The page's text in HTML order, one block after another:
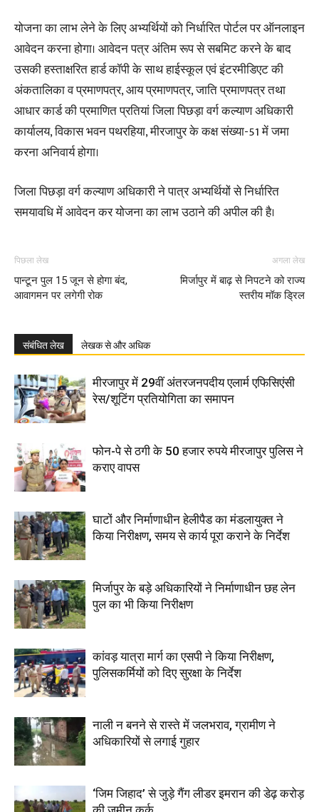
योजना का लाभ लेने के लिए अभ्यर्थियों को निर्धारित पोर्टल पर ऑनलाइन
आवेदन करना होगा। आवेदन पत्र अंतिम रूप से सबमिट करने के बाद
उसकी हस्ताक्षरित हार्ड कॉपी के साथ हाईस्कूल एवं इंटरमीडिएट की
अंकतालिका व प्रमाणपत्र, आय प्रमाणपत्र, जाति प्रमाणपत्र तथा
आधार कार्ड की प्रमाणित प्रतियां जिला पिछड़ा वर्ग कल्याण अधिकारी
कार्यालय, विकास भवन पथरहिया, मीरजापुर के कक्ष संख्या-51 में जमा
करना अनिवार्य होगा।
जिला पिछड़ा वर्ग कल्याण अधिकारी ने पात्र अभ्यर्थियों से निर्धारित
समयावधि में आवेदन कर योजना का लाभ उठाने की अपील की है।
पिछला लेख
पान्टून पुल 15 जून से होगा बंद,
आवागमन पर लगेगी रोक
अगला लेख
मिर्जापुर में बाढ़ से निपटने को राज्य
स्तरीय मॉक ड्रिल
संबंधित लेख लेखक से और अधिक
मीरजापुर में 29वीं अंतरजनपदीय एलार्म एफिसिएंसी
रेस/शूटिंग प्रतियोगिता का समापन
फोन-पे से ठगी के 50 हजार रुपये मीरजापुर पुलिस ने
कराए वापस
घाटों और निर्माणाधीन हेलीपैड का मंडलायुक्त ने
किया निरीक्षण, समय से कार्य पूरा कराने के निर्देश
मिर्जापुर के बड़े अधिकारियों ने निर्माणाधीन छह लेन
पुल का भी किया निरीक्षण
कांवड़ यात्रा मार्ग का एसपी ने किया निरीक्षण,
पुलिसकर्मियों को दिए सुरक्षा के निर्देश
नाली न बनने से रास्ते में जलभराव, ग्रामीण ने
अधिकारियों से लगाई गुहार
‘जिम जिहाद’ से जुड़े गैंग लीडर इमरान की डेढ़ करोड़